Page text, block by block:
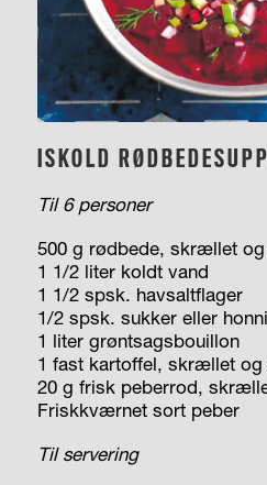
ISKOLD
Til 6 personer
500 g rødbede, skrællet og
1 1/2 liter koldt vand
1 1/2 spsk. havsaltflager
1/2 spsk. sukker eller
1 liter grøntsagsbouillon
1 fast kartoffel, skrællet og
20 g frisk peberrod,
Friskkværnet sort peber
Til servering